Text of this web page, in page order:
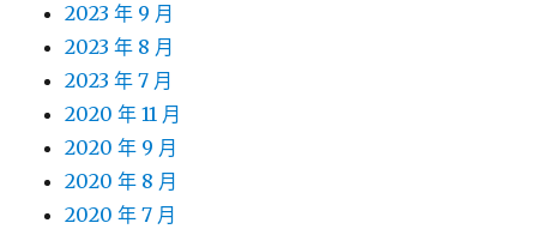
2023 年 9 月
2023 年 8 月
2023 年 7 月
2020 年 11 月
2020 年 9 月
2020 年 8 月
2020 年 7 月